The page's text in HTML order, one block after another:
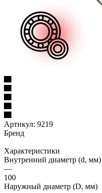
Артикул: 9219
Бренд
Характеристики
Внутренний диаметр (d, мм)
—
100
Наружный диаметр (D, мм)